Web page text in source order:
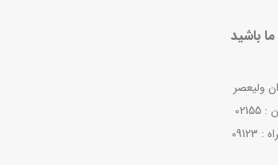
باشید
ولیعصر
09123